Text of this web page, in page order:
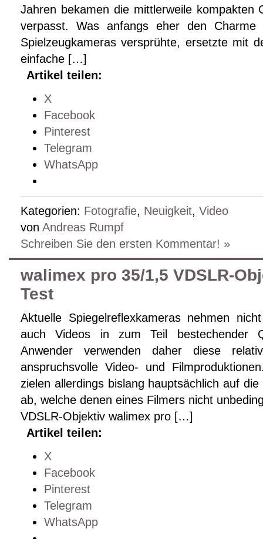
Jahren bekamen die mittlerweile kompakten
verpasst. Was anfangs eher den Charme
Spielzeugkameras versprühte, ersetzte mit
einfache […]
Artikel teilen:
X
Facebook
Pinterest
Telegram
WhatsApp
Kategorien: Fotografie, Neuigkeit, Video
von Andreas Rumpf
Schreiben Sie den ersten Kommentar! »
walimex pro 35/1,5 VDSLR-
Test
Aktuelle Spiegelreflexkameras nehmen
auch Videos in zum Teil bestechender
Anwender verwenden daher diese
anspruchsvolle Video- und
zielen allerdings bislang hauptsächlich auf
ab, welche denen eines Filmers nicht
VDSLR-Objektiv walimex pro […]
Artikel teilen:
X
Facebook
Pinterest
Telegram
WhatsApp